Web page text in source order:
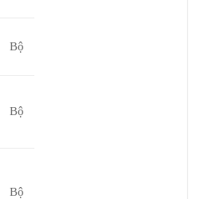
Bộ
Bộ
Bộ